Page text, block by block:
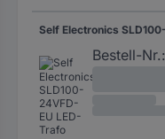
Bestell-Nr.: